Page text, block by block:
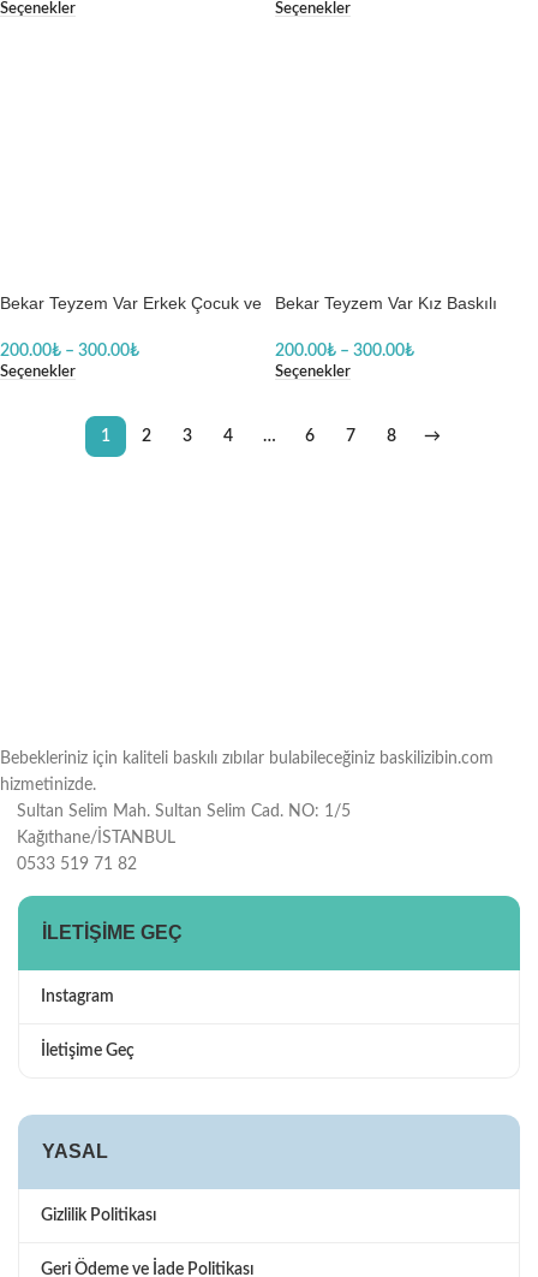
Seçenekler Seçenekler
Bekar Teyzem Var Erkek Çocuk ve
200.00₺ – 300.00₺
Seçenekler
Bekar Teyzem Var Kız Baskılı
200.00₺ – 300.00₺
Seçenekler
1 2 3 4 … 6 7 8 →
Bebekleriniz için kaliteli baskılı zıbılar bulabileceğiniz baskilizibin.com
hizmetinizde.
Sultan Selim Mah. Sultan Selim Cad. NO: 1/5
Kağıthane/İSTANBUL
0533 519 71 82
İLETIŞIME GEÇ
Instagram
İletişime Geç
YASAL
Gizlilik Politikası
Geri Ödeme ve İade Politikası